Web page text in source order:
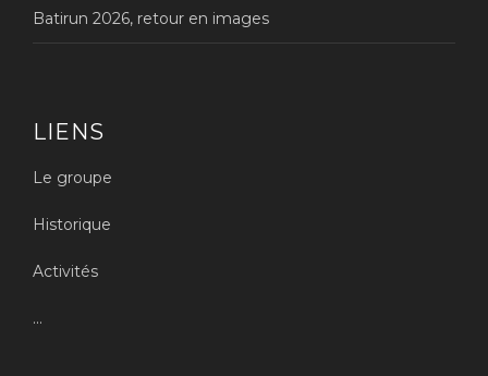
Batirun 2026, retour en images
LIENS
Le groupe
Historique
Activités
...